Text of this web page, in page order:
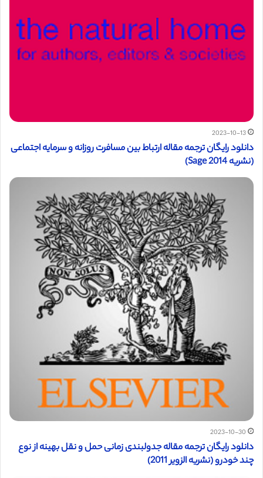
2023-10-13
دانلود رایگان ترجمه مقاله ارتباط بین مسافرت روزانه و سرمایه اجتماعی
(نشریه Sage 2014)
2023-10-30
دانلود رایگان ترجمه مقاله جدولبندی زمانی حمل و نقل بهینه از نوع
چند خودرو (نشریه الزویر 2011)